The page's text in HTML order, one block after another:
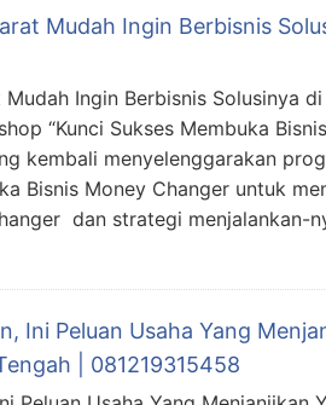
Mudah Ingin Berbisnis
Ingin Berbisnis Solusinya di
“Kunci Sukses Membuka
kembali menyelenggarakan
Bisnis Money Changer untuk
dan strategi menjalankan-
Ini Peluan Usaha Yang
| 081219315458